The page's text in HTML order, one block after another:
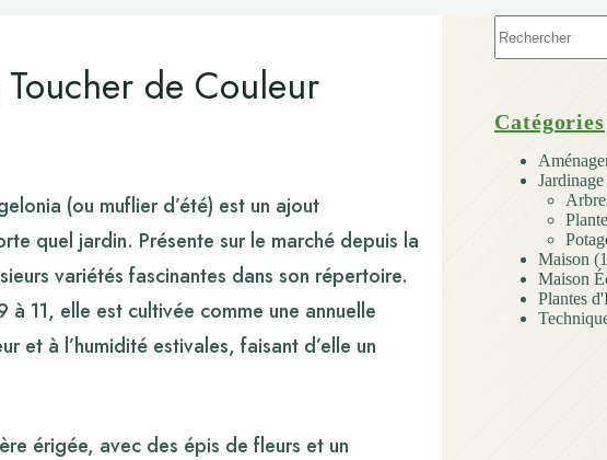
de Couleur
(ou muflier d’été) est un ajout
quel jardin. Présente sur le marché depuis la
variétés fascinantes dans son répertoire.
à 11, elle est cultivée comme une annuelle
et à l’humidité estivales, faisant d’elle un
érigée, avec des épis de fleurs et un
résultat
Catégories
Jardinage
Maison
Maison
Plantes